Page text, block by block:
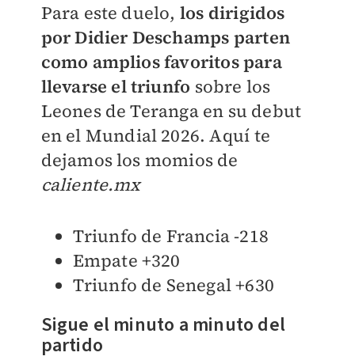
Para este duelo, los dirigidos
por Didier Deschamps parten
como amplios favoritos para
llevarse el triunfo sobre los
Leones de Teranga en su debut
en el Mundial 2026. Aquí te
dejamos los momios de
caliente.mx
Triunfo de Francia -218
Empate +320
Triunfo de Senegal +630
Sigue el minuto a minuto del
partido